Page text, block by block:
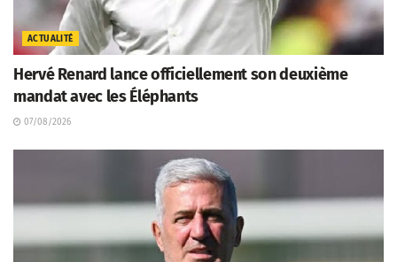
ACTUALITÉ
Hervé Renard lance officiellement son deuxième
mandat avec les Éléphants
07/08/2026